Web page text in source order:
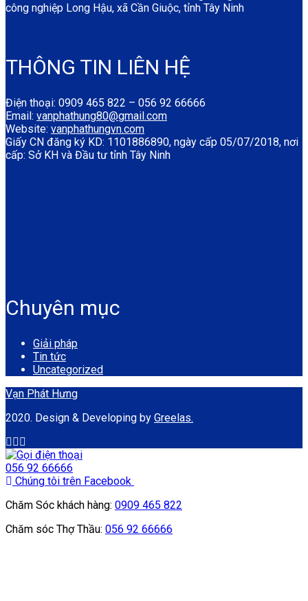
công nghiệp Long Hậu, xã Cần Giuộc, tỉnh Tây Ninh
THÔNG TIN LIÊN HỆ
Điện thoại: 0909 465 822 – 056 92 66666
Email: vanphathung80@gmail.com
Website: vanphathungvn.com
Giấy CN đăng ký KD: 1101886890, ngày cấp 05/07/2018, nơi
cấp: Sở KH và Đầu tư tỉnh Tây Ninh
Chuyên mục
Giải pháp
Tin tức
Uncategorized
Vạn Phát Hưng
2020. Design & Developing by Greelas.
056 92 66666
Chúng tôi trên Facebook
Chăm Sóc khách hàng: 0909 465 822
Chăm sóc Thợ Thầu: 056 92 66666